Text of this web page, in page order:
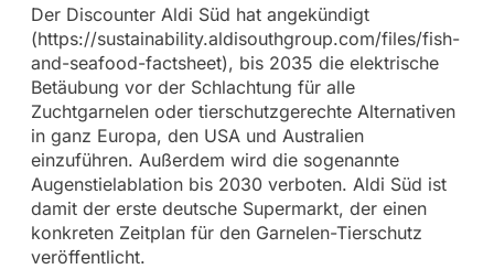
Der Discounter Aldi Süd hat angekündigt
(https://sustainability.aldisouthgroup.com/files/fish-
and-seafood-factsheet), bis 2035 die elektrische
Betäubung vor der Schlachtung für alle
Zuchtgarnelen oder tierschutzgerechte Alternativen
in ganz Europa, den USA und Australien
einzuführen. Außerdem wird die sogenannte
Augenstielablation bis 2030 verboten. Aldi Süd ist
damit der erste deutsche Supermarkt, der einen
konkreten Zeitplan für den Garnelen-Tierschutz
veröffentlicht.